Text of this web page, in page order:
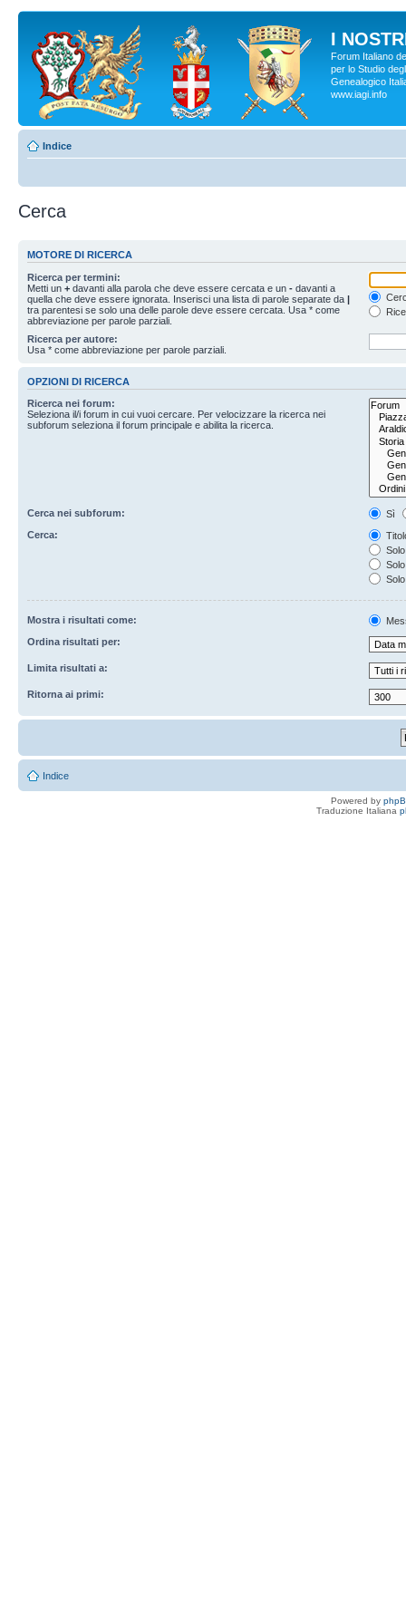
I
Forum Italiano
per lo Studio
Genealogico
www.iagi.info
Indice
Cerca
MOTORE DI RICERCA
Ricerca per termini:
Metti un + davanti alla parola che deve essere cercata e un - davanti a
quella che deve essere ignorata. Inserisci una lista di parole separate da |
tra parentesi se solo una delle parole deve essere cercata. Usa * come
abbreviazione per parole parziali.
Ricerca per autore:
Usa * come abbreviazione per parole parziali.
OPZIONI DI RICERCA
Ricerca nei forum:
Seleziona il/i forum in cui vuoi cercare. Per velocizzare la ricerca nei
subforum seleziona il forum principale e abilita la ricerca.
Cerca nei subforum:
Sì
Cerca:
Mostra i risultati come:
Ordina risultati per:
Limita risultati a:
Ritorna ai primi:
Indice
Powered by
Traduzione Italiana